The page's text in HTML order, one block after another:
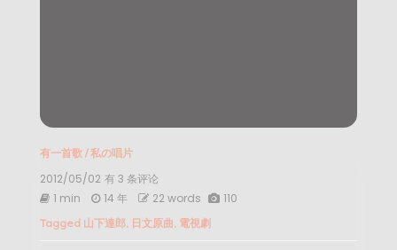
有一首歌/私の唱片
2012/05/02 【私
の
片：
有 3 条评论
1 min
14 年 22 words 110
Tagged 山下達郎, 日文原曲, 電視劇